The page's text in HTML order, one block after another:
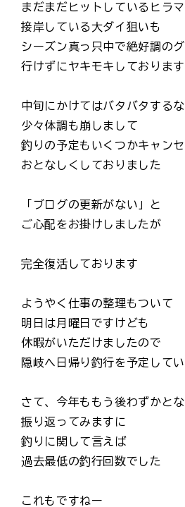
まだまだヒットしているヒラ
接岸している大ダイ狙いも
シーズン真っ只中で絶好調の
行けずにヤキモキしておりま
中旬にかけてはバタバタする
少々体調も崩しまして
釣りの予定もいくつかキャン
おとなしくしておりました
「ブログの更新がない」と
ご心配をお掛けしましたが
完全復活しております
ようやく仕事の整理もついて
明日は月曜日ですけども
休暇がいただけましたので
隠岐へ日帰り釣行を予定して
さて、今年ももう後わずかと
振り返ってみますに
釣りに関して言えば
過去最低の釣行回数でした
これもですねー